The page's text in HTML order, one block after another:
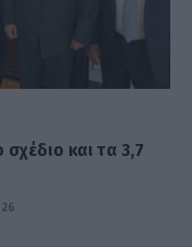
και τα 3,7